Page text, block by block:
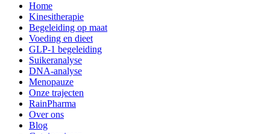
Home
Kinesitherapie
Begeleiding op maat
Voeding en dieet
GLP-1 begeleiding
Suikeranalyse
DNA-analyse
Menopauze
Onze trajecten
RainPharma
Over ons
Blog